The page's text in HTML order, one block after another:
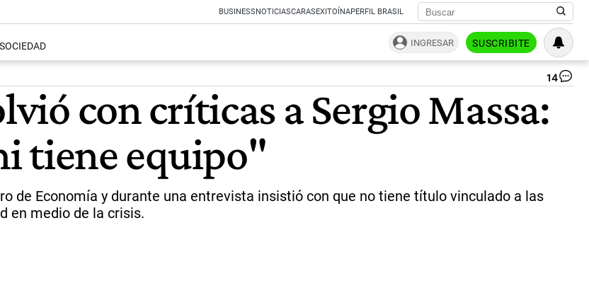
BUSINESSNOTICIASCARASEXITOÍNAPERFIL BRASIL
SOCIEDAD INGRESAR SUSCRIBITE
14
con críticas a Sergio Massa:
tiene equipo"
de Economía y durante una entrevista insistió con que no tiene título vinculado a las
en medio de la crisis.